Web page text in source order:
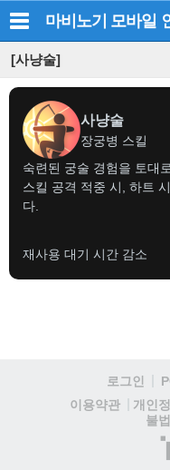
마비노기 모바일
[사냥술]
사냥술
장궁병 스킬
숙련된 궁술 경험을 토대
스킬 공격 적중 시, 하트
다.
재사용 대기 시간 감소
로그인
이용약관
개인
불